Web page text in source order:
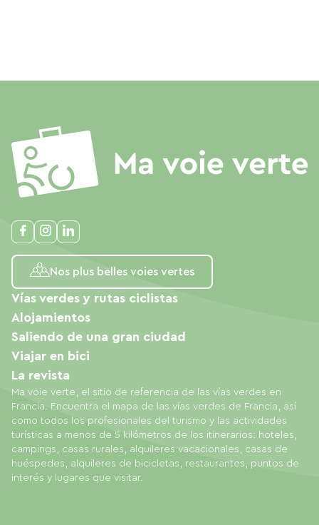
Nos plus belles voies vertes
Ma voie verte, el sitio de referencia de las vías verdes en
Francia. Encuentra el mapa de las vías verdes de Francia, así
como todos los profesionales del turismo y las actividades
turísticas a menos de 5 kilómetros de los itinerarios: hoteles,
campings, casas rurales, alquileres vacacionales, casas de
huéspedes, alquileres de bicicletas, restaurantes, puntos de
interés y lugares que visitar.
Vías verdes y rutas ciclistas
Alojamientos
Saliendo de una gran ciudad
Viajar en bici
La revista